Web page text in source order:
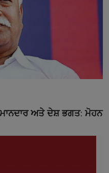
ਅਤੇ ਦੇਸ਼ ਭਗਤ: ਮੋਹਨ